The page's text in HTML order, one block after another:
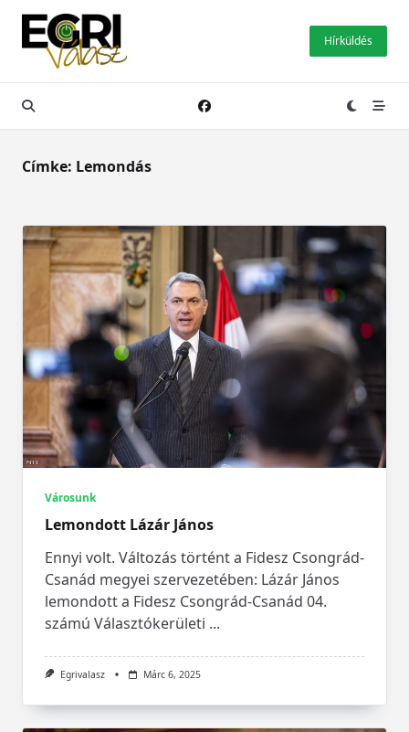
Skip
content
Hírküldés
Címke: Lemondás
Városunk
Lemondott Lázár János
Ennyi volt. Változás történt a Fidesz Csongrád-
Csanád megyei szervezetében: Lázár János
lemondott a Fidesz Csongrád-Csanád 04.
számú Választókerületi ...
Egrivalasz Márc 6, 2025